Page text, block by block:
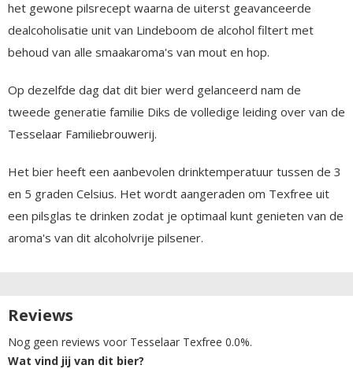
het gewone pilsrecept waarna de uiterst geavanceerde
dealcoholisatie unit van Lindeboom de alcohol filtert met
behoud van alle smaakaroma's van mout en hop.
Op dezelfde dag dat dit bier werd gelanceerd nam de
tweede generatie familie Diks de volledige leiding over van de
Tesselaar Familiebrouwerij.
Het bier heeft een aanbevolen drinktemperatuur tussen de 3
en 5 graden Celsius. Het wordt aangeraden om Texfree uit
een pilsglas te drinken zodat je optimaal kunt genieten van de
aroma's van dit alcoholvrije pilsener.
Reviews
Nog geen reviews voor Tesselaar Texfree 0.0%.
Wat vind jij van dit bier?